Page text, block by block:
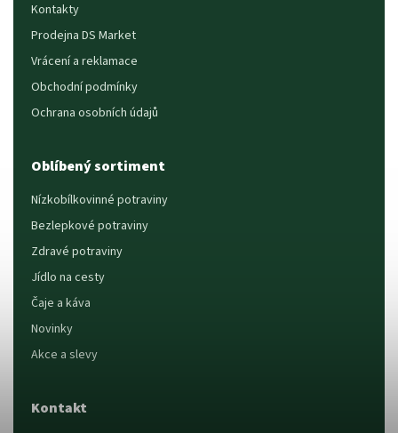
Kontakty
Prodejna DS Market
Vrácení a reklamace
Obchodní podmínky
Ochrana osobních údajů
Oblíbený sortiment
Nízkobílkovinné potraviny
Bezlepkové potraviny
Zdravé potraviny
Jídlo na cesty
Čaje a káva
Novinky
Akce a slevy
Kontakt